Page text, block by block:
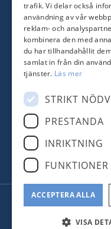
115
Tel:
©
trafik. Vi delar också
användning av vår
reklam- och
kombinera den med
du har tillhandahållit
samlat in från din
tjänster. Läs mer
STRIKT
PRESTANDA
INRIKTNING
FUNKTIONER
ACCEPTERA ALLA
VISA